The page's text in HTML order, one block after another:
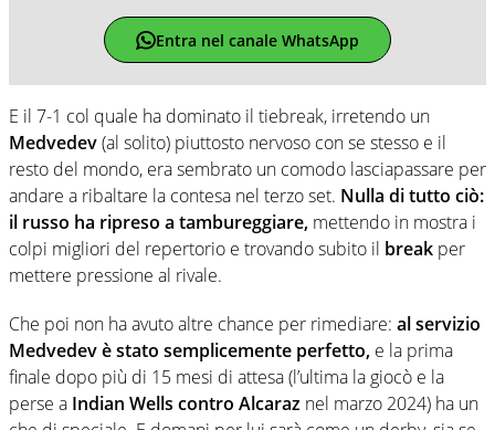
Entra nel canale WhatsApp
E il 7-1 col quale ha dominato il tiebreak, irretendo un
Medvedev(al solito) piuttosto nervoso con se stesso e il
resto del mondo, era sembrato un comodo lasciapassare per
andare a ribaltare la contesa nel terzo set. Nulla di tutto ciò:
il russo ha ripreso a tambureggiare, mettendo in mostra i
colpi migliori del repertorio e trovando subito il break per
mettere pressione al rivale.
Che poi non ha avuto altre chance per rimediare: al servizio
Medvedev è stato semplicemente perfetto, e la prima
finale dopo più di 15 mesi di attesa (l’ultima la giocò e la
perse a Indian Wells contro Alcaraz nel marzo 2024) ha un